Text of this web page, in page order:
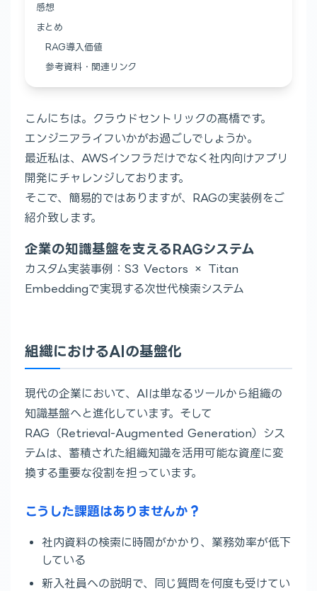
感想
まとめ
RAG導入価値
参考資料・関連リンク
こんにちは。クラウドセントリックの髙橋です。
エンジニアライフいかがお過ごしでしょうか。
最近私は、AWSインフラだけでなく社内向けアプリ
開発にチャレンジしております。
そこで、簡易的ではありますが、RAGの実装例をご
紹介致します。
企業の知識基盤を支えるRAGシステム
カスタム実装事例：S3 Vectors × Titan
Embeddingで実現する次世代検索システム
組織におけるAIの基盤化
現代の企業において、AIは単なるツールから組織の
知識基盤へと進化しています。そして
RAG（Retrieval-Augmented Generation）シス
テムは、蓄積された組織知識を活用可能な資産に変
換する重要な役割を担っています。
こうした課題はありませんか？
社内資料の検索に時間がかかり、業務効率が低下
している
新入社員への説明で、同じ質問を何度も受けてい